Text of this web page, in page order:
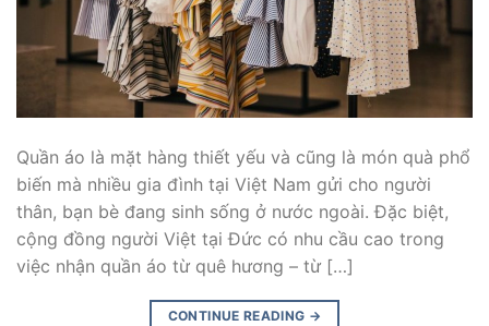
Quần áo là mặt hàng thiết yếu và cũng là món quà phổ
biến mà nhiều gia đình tại Việt Nam gửi cho người
thân, bạn bè đang sinh sống ở nước ngoài. Đặc biệt,
cộng đồng người Việt tại Đức có nhu cầu cao trong
việc nhận quần áo từ quê hương – từ […]
CONTINUE READING →